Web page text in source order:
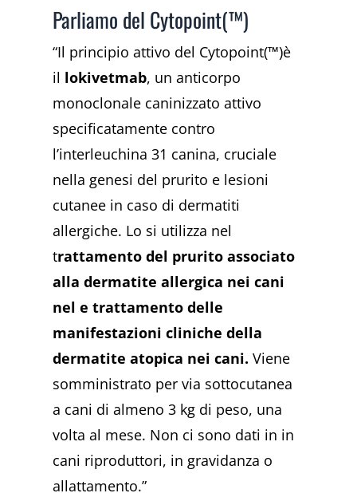
Parliamo del Cytopoint(™)
“Il principio attivo del Cytopoint(™)è
il lokivetmab, un anticorpo
monoclonale caninizzatoattivo
specificatamente contro
l’interleuchina 31 canina, cruciale
nella genesi del prurito e lesioni
cutanee in caso di dermatiti
allergiche. Lo si utilizza nel
trattamento del prurito associato
alla dermatite allergica nei cani
nel e trattamento delle
manifestazioni cliniche della
dermatite atopica nei cani.Viene
somministrato per via sottocutanea
a cani di almeno 3 kg di peso, una
volta al mese. Non ci sono dati in in
cani riproduttori, in gravidanza o
allattamento.”